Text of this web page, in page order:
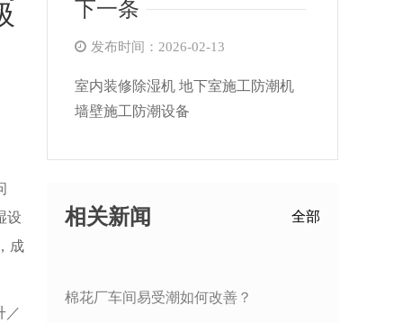
设
成
下一条
发布时间：2026-02-13
室内装修除湿机 地下室施工防潮机
墙壁施工防潮设备
相关新闻 全部
棉花厂车间易受潮如何改善？